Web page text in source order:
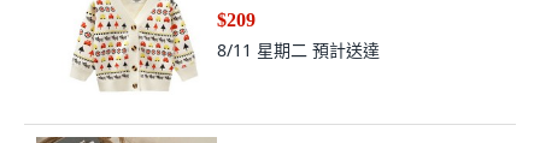
$209
8/11 星期二 預計送達